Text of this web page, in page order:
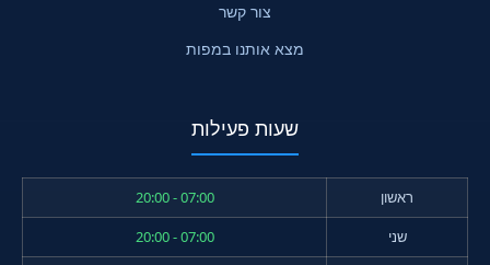
צור קשר
מצא אותנו במפות
שעות פעילות
ראשון
07:00 - 20:00
שני
07:00 - 20:00